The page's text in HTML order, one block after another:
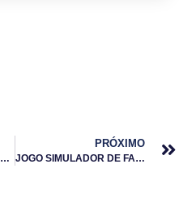
INTERDIÇÕES RECENTES EM ZONAS DE CULTIVO DE MOLUSCOS
PRÓXIMO
JOGO SIMULADOR DE FAZENDA ATINGE UM MILHÃO DE VENDAS